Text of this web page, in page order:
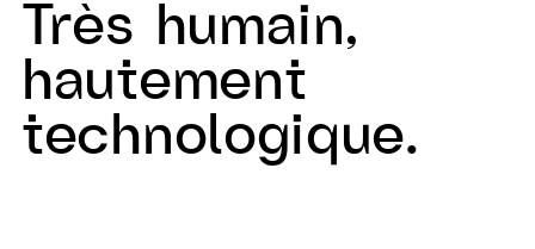
Très humain,
hautement
technologique.